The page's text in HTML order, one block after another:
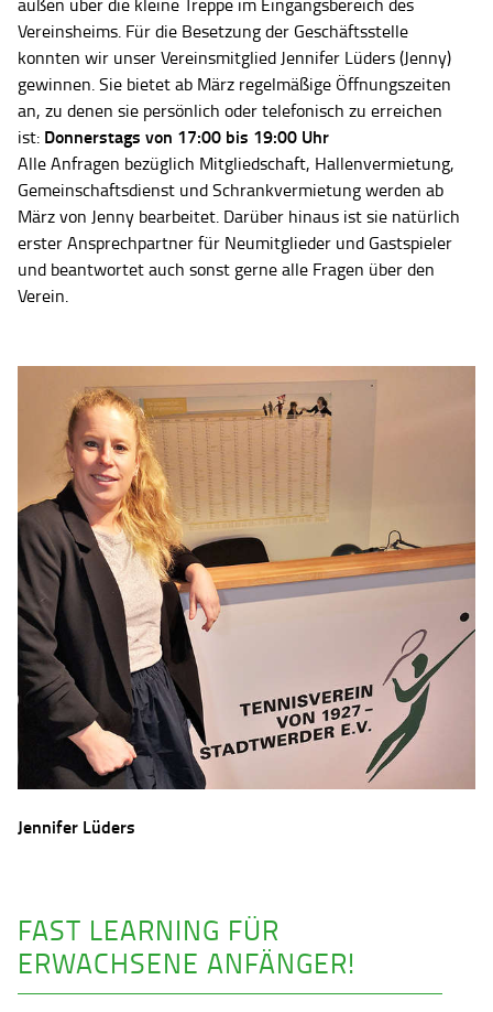
außen über die kleine Treppe im Eingangsbereich des
Vereinsheims. Für die Besetzung der Geschäftsstelle
konnten wir unser Vereinsmitglied Jennifer Lüders (Jenny)
gewinnen. Sie bietet ab März regelmäßige Öffnungszeiten
an, zu denen sie persönlich oder telefonisch zu erreichen
ist: Donnerstags von 17:00 bis 19:00 Uhr
Alle Anfragen bezüglich Mitgliedschaft, Hallenvermietung,
Gemeinschaftsdienst und Schrankvermietung werden ab
März von Jenny bearbeitet. Darüber hinaus ist sie natürlich
erster Ansprechpartner für Neumitglieder und Gastspieler
und beantwortet auch sonst gerne alle Fragen über den
Verein.
Jennifer Lüders
FAST LEARNING FÜR
ERWACHSENE ANFÄNGER!